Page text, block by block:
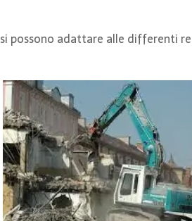
possono adattare alle differenti